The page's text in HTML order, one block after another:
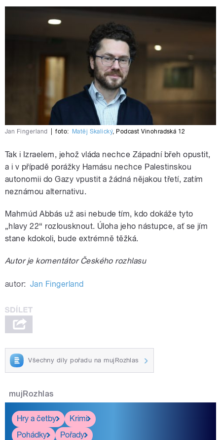
Jan Fingerland foto: Matěj Skalický, Podcast Vinohradská 12
Tak i Izraelem, jehož vláda nechce Západní břeh opustit,
a i v případě porážky Hamásu nechce Palestinskou
autonomii do Gazy vpustit a žádná nějakou třetí, zatím
neznámou alternativu.
Mahmúd Abbás už asi nebude tím, kdo dokáže tyto
„hlavy 22“ rozlousknout. Úloha jeho nástupce, ať se jím
stane kdokoli, bude extrémně těžká.
Autor je komentátor Českého rozhlasu
autor: Jan Fingerland
Všechny díly pořadu na mujRozhlas
mujRozhlas
Hry a četby
Krimi
Pohádky
Pořady